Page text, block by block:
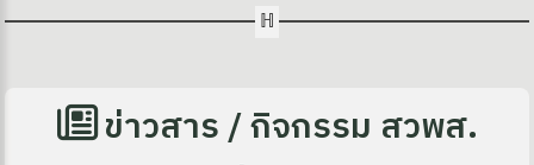
ข่าวสาร / กิจกรรม สวพส.